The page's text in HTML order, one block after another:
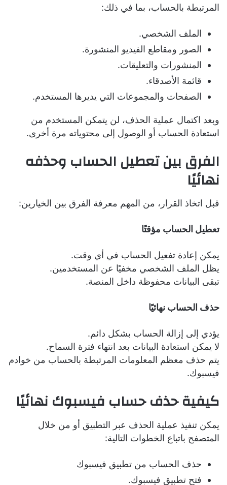
المرتبطة بالحساب، بما في ذلك:
الملف الشخصي.
الصور ومقاطع الفيديو المنشورة.
المنشورات والتعليقات.
قائمة الأصدقاء.
الصفحات والمجموعات التي يديرها المستخدم.
وبعد اكتمال عملية الحذف، لن يتمكن المستخدم من
استعادة الحساب أو الوصول إلى محتوياته مرة أخرى.
الفرق بين تعطيل الحساب وحذفه
نهائيًا
قبل اتخاذ القرار، من المهم معرفة الفرق بين الخيارين:
تعطيل الحساب مؤقتًا
يمكن إعادة تفعيل الحساب في أي وقت.
يظل الملف الشخصي مخفيًا عن المستخدمين.
تبقى البيانات محفوظة داخل المنصة.
حذف الحساب نهائيًا
يؤدي إلى إزالة الحساب بشكل دائم.
لا يمكن استعادة البيانات بعد انتهاء فترة السماح.
يتم حذف معظم المعلومات المرتبطة بالحساب من خوادم
فيسبوك.
كيفية حذف حساب فيسبوك نهائيًا
يمكن تنفيذ عملية الحذف عبر التطبيق أو من خلال
المتصفح باتباع الخطوات التالية:
حذف الحساب من تطبيق فيسبوك
فتح تطبيق فيسبوك.